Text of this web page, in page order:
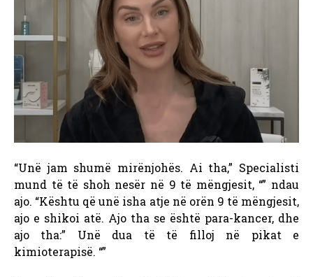
“Unë jam shumë mirënjohës. Ai tha,” Specialisti
mund të të shoh nesër në 9 të mëngjesit, “” ndau
ajo. “Kështu që unë isha atje në orën 9 të mëngjesit,
ajo e shikoi atë. Ajo tha se është para-kancer, dhe
ajo tha:” Unë dua të të filloj në pikat e
kimioterapisë. “”